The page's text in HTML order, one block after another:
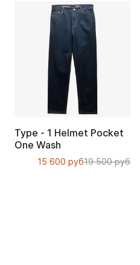
Type - 1 Helmet Pocket
One Wash
19 500 руб
15 600 руб